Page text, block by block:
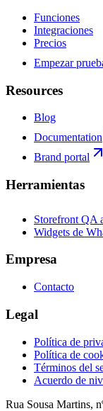
Funciones
Integraciones
Precios
Empezar
Resources
Blog
Documentation
Brand portal
Herramientas
Storefront QA
Widgets de
Empresa
Contacto
Legal
Política de
Política de
Términos del
Acuerdo de
Rua Sousa Martins,